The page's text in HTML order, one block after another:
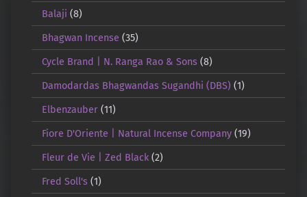
Balaji (8)
Bhagwan Incense (35)
Cycle Brand | N. Ranga Rao & Sons(8)
Damodardas Bhagwandas Sugandhi (DBS) (1)
Elbenzauber(11)
Fiore D'Oriente | Natural Incense Company(19)
Fleur de Vie | Zed Black(2)
Fred Soll's(1)